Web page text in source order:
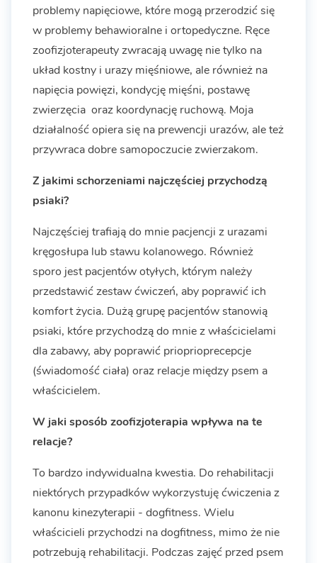
problemy napięciowe, które mogą przerodzić się
w problemy behawioralne i ortopedyczne. Ręce
zoofizjoterapeuty zwracają uwagę nie tylko na
układ kostny i urazy mięśniowe, ale również na
napięcia powięzi, kondycję mięśni, postawę
zwierzęcia oraz koordynację ruchową. Moja
działalność opiera się na prewencji urazów, ale też
przywraca dobre samopoczucie zwierzakom.
Z jakimi schorzeniami najczęściej przychodzą
psiaki?
Najczęściej trafiają do mnie pacjencji z urazami
kręgosłupa lub stawu kolanowego. Również
sporo jest pacjentów otyłych, którym należy
przedstawić zestaw ćwiczeń, aby poprawić ich
komfort życia. Dużą grupę pacjentów stanowią
psiaki, które przychodzą do mnie z właścicielami
dla zabawy, aby poprawić prioprioprecepcje
(świadomość ciała) oraz relacje między psem a
właścicielem.
W jaki sposób zoofizjoterapia wpływa na te
relacje?
To bardzo indywidualna kwestia. Do rehabilitacji
niektórych przypadków wykorzystuję ćwiczenia z
kanonu kinezyterapii - dogfitness. Wielu
właścicieli przychodzi na dogfitness, mimo że nie
potrzebują rehabilitacji. Podczas zajęć przed psem